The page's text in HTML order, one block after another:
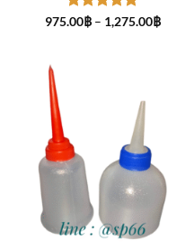
ให้คะแนน
975.00฿ – 1,275.00฿Price